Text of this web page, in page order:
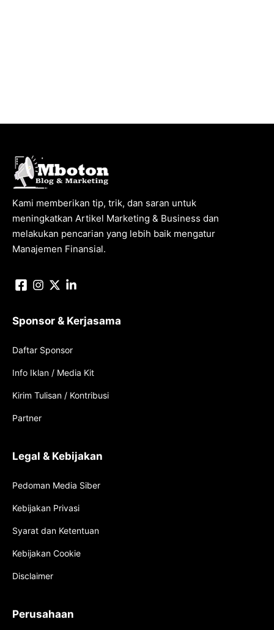
Kami memberikan tip, trik, dan saran untuk
meningkatkan Artikel Marketing & Business dan
melakukan pencarian yang lebih baik mengatur
Manajemen Finansial.
Sponsor & Kerjasama
Daftar Sponsor
Info Iklan / Media Kit
Kirim Tulisan / Kontribusi
Partner
Legal & Kebijakan
Pedoman Media Siber
Kebijakan Privasi
Syarat dan Ketentuan
Kebijakan Cookie
Disclaimer
Perusahaan